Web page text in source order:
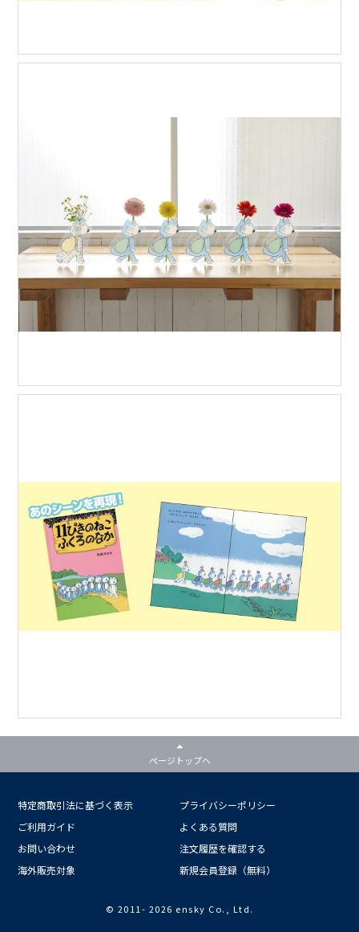
ページトップへ
特定商取引法に基づく表示
プライバシーポリシー
ご利用ガイド
よくある質問
お問い合わせ
注文履歴を確認する
海外販売対象
新規会員登録（無料）
© 2011- 2026 ensky Co., Ltd.